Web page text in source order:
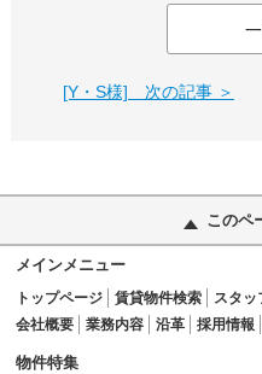
[Y・S様] 次の記事 ＞
このペ
メインメニュー
トップページ 賃貸物件検索 スタッ
会社概要
業務内容 沿革 採用情報
物件特集